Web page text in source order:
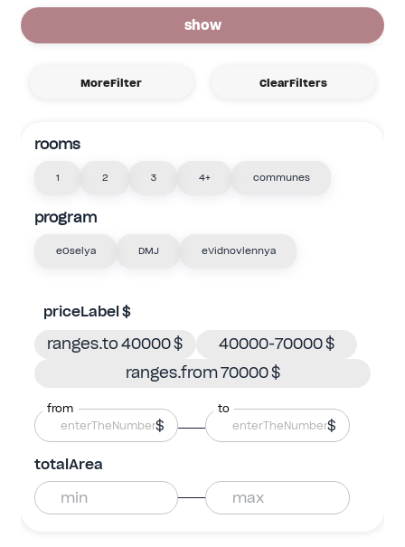
show
MoreFilter ClearFilters
rooms
1 2 3 4+ communes
program
eOselya DMJ eVidnovlennya
priceLabel $
ranges.to 40000 $
40000-70000 $
ranges.from 70000 $
from
$
to
$
totalArea